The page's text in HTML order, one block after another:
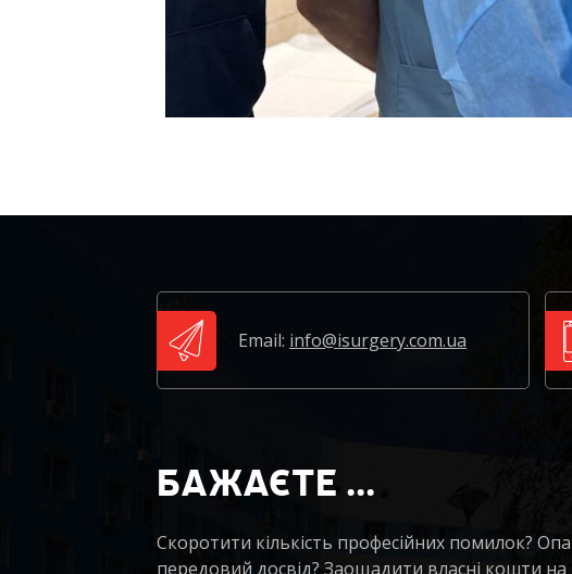
Email: info@isurgery.com.ua
БАЖАЄТЕ ...
Скоротити кількість професійних помилок?
передовий досвід? Заощадити власні кошти на